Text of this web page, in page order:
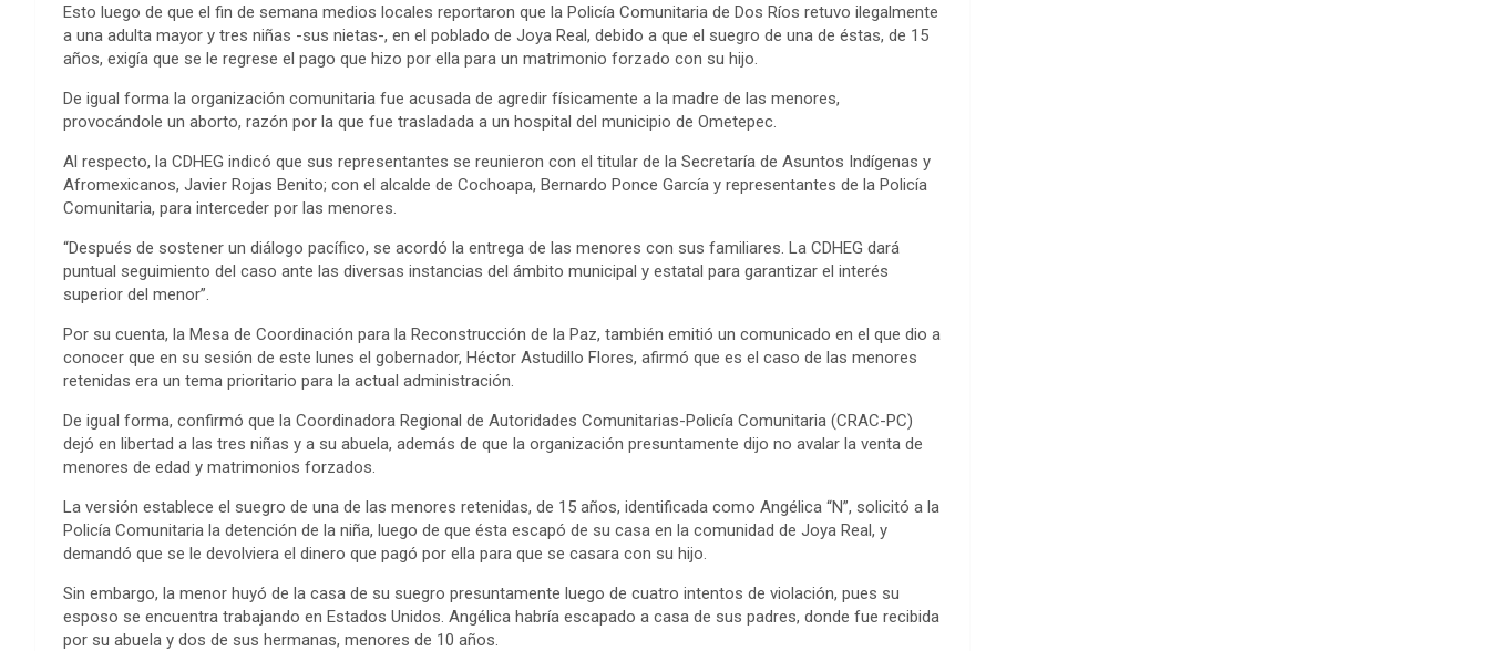
Esto luego de que el fin de semana medios locales reportaron que la Policía Comunitaria de Dos Ríos retuvo ilegalmente
a una adulta mayor y tres niñas -sus nietas-, en el poblado de Joya Real, debido a que el suegro de una de éstas, de 15
años, exigía que se le regrese el pago que hizo por ella para un matrimonio forzado con su hijo.
De igual forma la organización comunitaria fue acusada de agredir físicamente a la madre de las menores,
provocándole un aborto, razón por la que fue trasladada a un hospital del municipio de Ometepec.
Al respecto, la CDHEG indicó que sus representantes se reunieron con el titular de la Secretaría de Asuntos Indígenas y
Afromexicanos, Javier Rojas Benito; con el alcalde de Cochoapa, Bernardo Ponce García y representantes de la Policía
Comunitaria, para interceder por las menores.
“Después de sostener un diálogo pacífico, se acordó la entrega de las menores con sus familiares. La CDHEG dará
puntual seguimiento del caso ante las diversas instancias del ámbito municipal y estatal para garantizar el interés
superior del menor”.
Por su cuenta, la Mesa de Coordinación para la Reconstrucción de la Paz, también emitió un comunicado en el que dio a
conocer que en su sesión de este lunes el gobernador, Héctor Astudillo Flores, afirmó que es el caso de las menores
retenidas era un tema prioritario para la actual administración.
De igual forma, confirmó que la Coordinadora Regional de Autoridades Comunitarias-Policía Comunitaria (CRAC-PC)
dejó en libertad a las tres niñas y a su abuela, además de que la organización presuntamente dijo no avalar la venta de
menores de edad y matrimonios forzados.
La versión establece el suegro de una de las menores retenidas, de 15 años, identificada como Angélica “N”, solicitó a la
Policía Comunitaria la detención de la niña, luego de que ésta escapó de su casa en la comunidad de Joya Real, y
demandó que se le devolviera el dinero que pagó por ella para que se casara con su hijo.
Sin embargo, la menor huyó de la casa de su suegro presuntamente luego de cuatro intentos de violación, pues su
esposo se encuentra trabajando en Estados Unidos. Angélica habría escapado a casa de sus padres, donde fue recibida
por su abuela y dos de sus hermanas, menores de 10 años.